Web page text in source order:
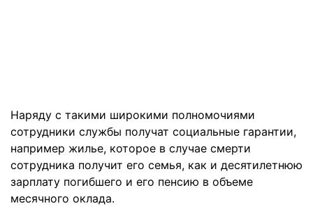
Наряду с такими широкими полномочиями
сотрудники службы получат социальные гарантии,
например жилье, которое в случае смерти
сотрудника получит его семья, как и десятилетнюю
зарплату погибшего и его пенсию в объеме
месячного оклада.